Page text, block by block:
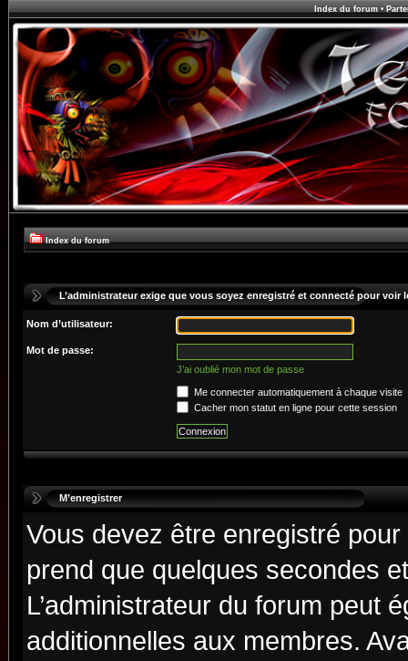
Index du forum•
Index du forum
L’administrateur exige que vous soyez enregistré et connecté pour voir
Nom d’utilisateur:
Mot de passe:
J’ai oublié mon mot de passe
Me connecter automatiquement à chaque visite
Cacher mon statut en ligne pour cette session
M’enregistrer
Vous devez être enregistré
prend que quelques secondes
L’administrateur du forum peut
additionnelles aux membres.